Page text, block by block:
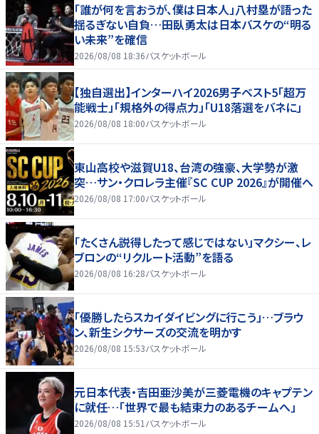
「誰が何を言おうが、僕は日本人」八村塁が語った
揺るぎない自負…田臥勇太は日本バスケの“明る
い未来”を確信
2026/08/08 18:36バスケットボール
【独自選出】インターハイ2026男子ベスト5「超万
能戦士」「規格外の得点力」「U18落選をバネに」
2026/08/08 18:00バスケットボール
東山高校や滋賀U18、台湾の強豪、大学勢が激
突…サン・クロレラ主催『SC CUP 2026』が開催へ
2026/08/08 17:00バスケットボール
「たくさん説得したって感じではない」マクシー、レ
ブロンの“リクルート活動”を語る
2026/08/08 16:28バスケットボール
「優勝したらスカイダイビングに行こう」…ブラウ
ン、新生シクサーズの交流を明かす
2026/08/08 15:53バスケットボール
元日本代表・吉田亜沙美が三菱電機のキャプテン
に就任…「世界で最も結束力のあるチームへ」
2026/08/08 15:51 バスケットボール